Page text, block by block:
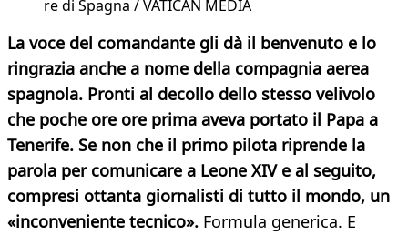
re di Spagna / VATICAN MEDIA
La voce del comandante gli dà il benvenuto e lo
ringrazia anche a nome della compagnia aerea
spagnola. Pronti al decollo dello stesso velivolo
che poche ore ore prima aveva portato il Papa a
Tenerife. Se non che il primo pilota riprende la
parola per comunicare a Leone XIV e al seguito,
compresi ottanta giornalisti di tutto il mondo, un
«inconveniente tecnico». Formula generica. E